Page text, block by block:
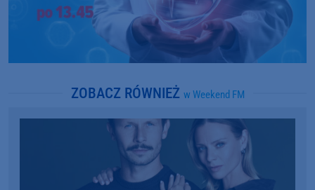
ZOBACZ RÓWNIEŻ w Weekend FM